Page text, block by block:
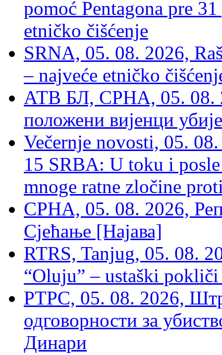
pomoć Pentagona pre
etničko čišćenje
SRNA, 05. 08. 2026,
– najveće etničko
АТВ БЛ, СРНА, 05. 08.
положени вијенци
Večernje novosti, 05.
15 SRBA: U toku i
mnoge ratne zločine
СРНА, 05. 08. 2026,
Сјећање [Најава]
RTRS, Tanjug, 05. 08.
“Oluju” – ustaški
РТРС, 05. 08. 2026,
одговорности за
Динари